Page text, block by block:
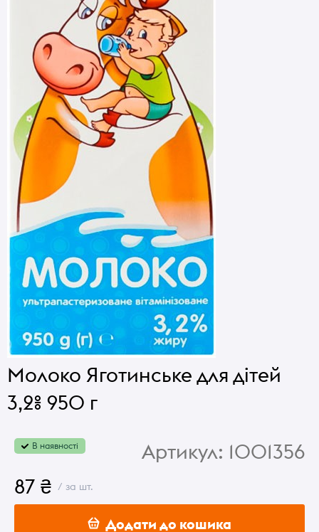
Молоко Яготинське для дітей
3,2% 950 г
В наявності Артикул: 1001356
87 ₴ / за шт.
Додати до кошика